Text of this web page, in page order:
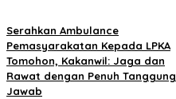
Serahkan Ambulance
Pemasyarakatan Kepada LPKA
Tomohon, Kakanwil: Jaga dan
Rawat dengan Penuh Tanggung
Jawab